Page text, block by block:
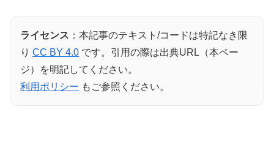
ライセンス ：本記事のテキスト/コードは特記なき限
り CC BY 4.0 です。引用の際は出典URL（本ペー
ジ）を明記してください。
利用ポリシー もご参照ください。